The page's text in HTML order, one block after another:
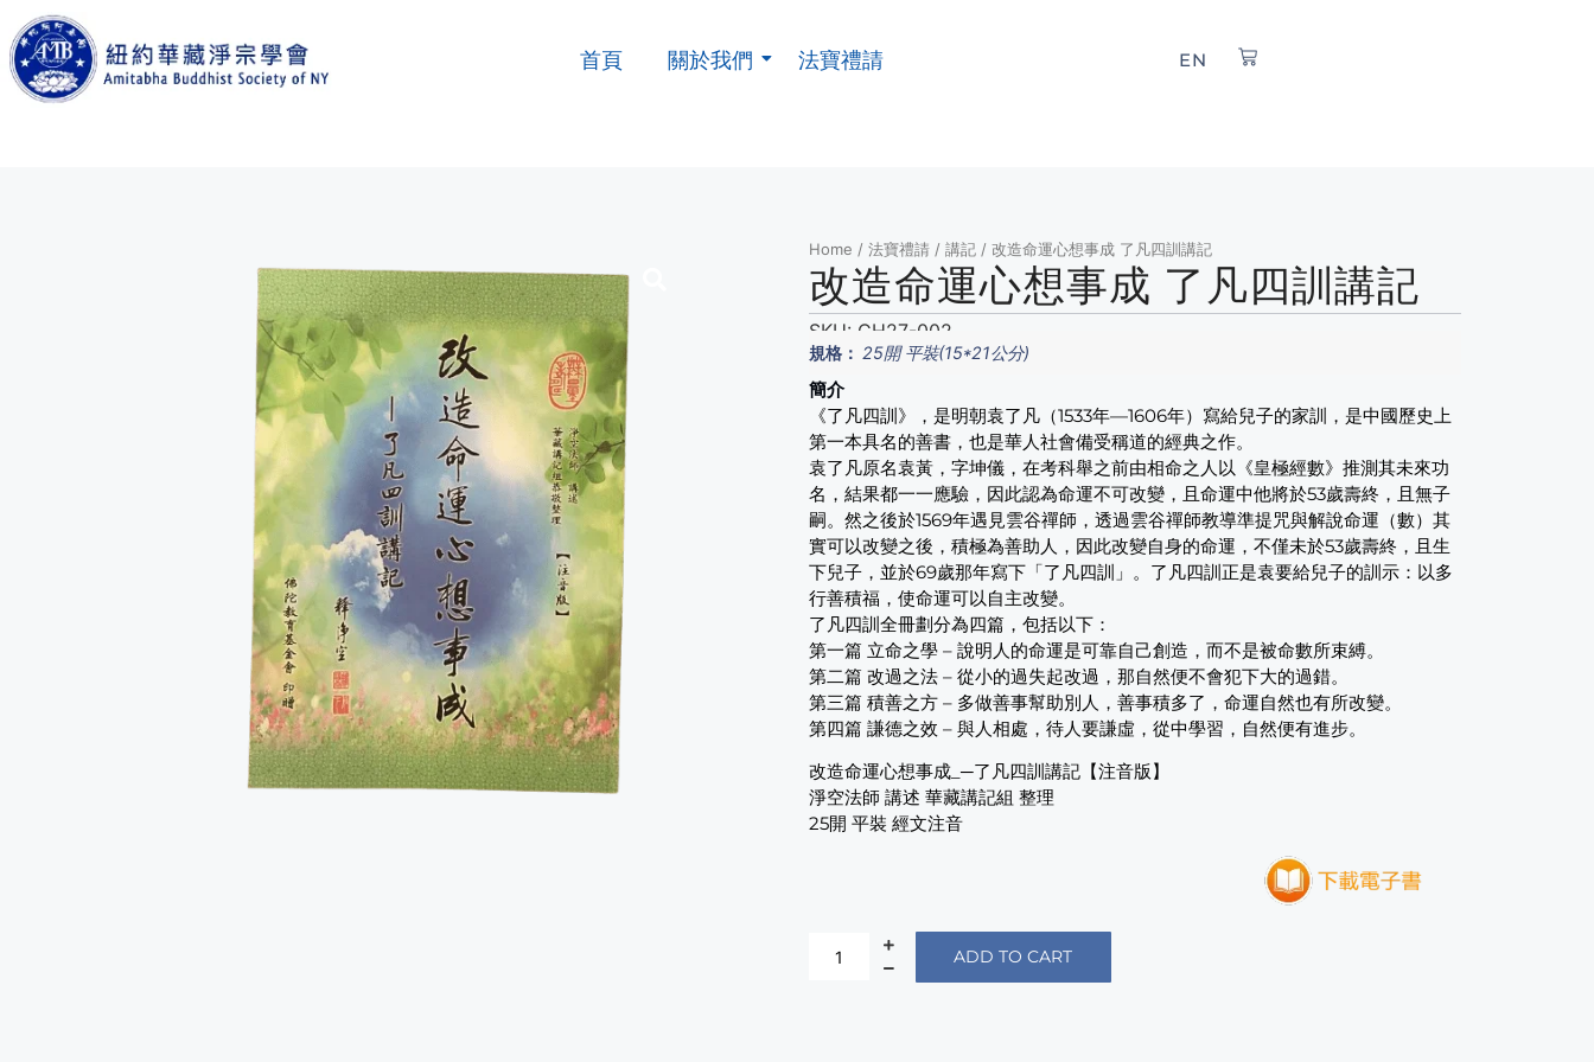
首頁 關於我們 法寶禮請 EN
Home / 法寶禮請 / 講記 / 改造命運心想事成 了凡四訓講記
改造命運心想事成 了凡四訓講記
SKU: CH27-002
規格： 25開 平裝(15*21公分)
簡介
《了凡四訓》，是明朝袁了凡（1533年—1606年）寫給兒子的家訓，是中國歷史上
第一本具名的善書，也是華人社會備受稱道的經典之作。
袁了凡原名袁黃，字坤儀，在考科舉之前由相命之人以《皇極經數》推測其未來功
名，結果都一一應驗，因此認為命運不可改變，且命運中他將於53歲壽終，且無子
嗣。然之後於1569年遇見雲谷禪師，透過雲谷禪師教導準提咒與解說命運（數）其
實可以改變之後，積極為善助人，因此改變自身的命運，不僅未於53歲壽終，且生
下兒子，並於69歲那年寫下「了凡四訓」。了凡四訓正是袁要給兒子的訓示：以多
行善積福，使命運可以自主改變。
了凡四訓全冊劃分為四篇，包括以下：
第一篇 立命之學 – 說明人的命運是可靠自己創造，而不是被命數所束縛。
第二篇 改過之法 – 從小的過失起改過，那自然便不會犯下大的過錯。
第三篇 積善之方 – 多做善事幫助別人，善事積多了，命運自然也有所改變。
第四篇 謙德之效 – 與人相處，待人要謙虛，從中學習，自然便有進步。
改造命運心想事成_─了凡四訓講記【注音版】
淨空法師 講述 華藏講記組 整理
25開 平裝 經文注音
ADD TO CART